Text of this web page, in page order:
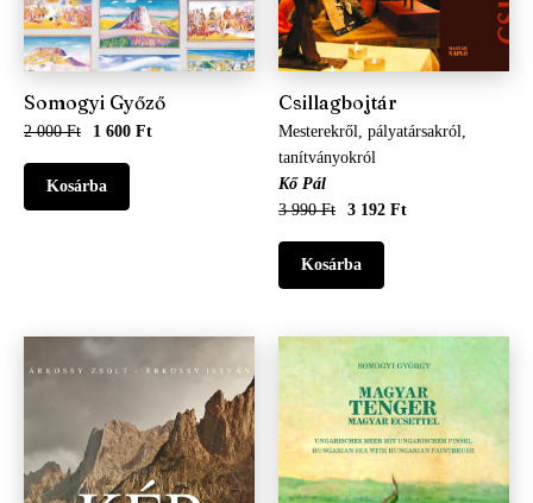
Somogyi Győző
2 000 Ft 1 600 Ft
Csillagbojtár
Mesterekről, pályatársakról,
tanítványokról
Kő Pál
3 990 Ft
3 192 Ft